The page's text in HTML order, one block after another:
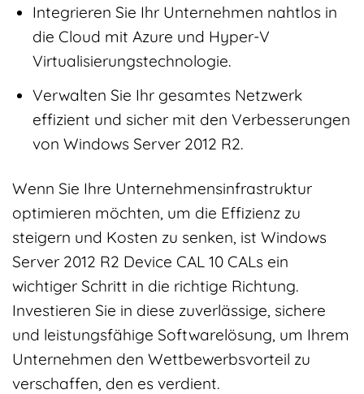
Integrieren Sie Ihr Unternehmen nahtlos in
die Cloud mit Azure und Hyper-V
Virtualisierungstechnologie.
Verwalten Sie Ihr gesamtes Netzwerk
effizient und sicher mit den Verbesserungen
von Windows Server 2012 R2.
Wenn Sie Ihre Unternehmensinfrastruktur
optimieren möchten, um die Effizienz zu
steigern und Kosten zu senken, ist Windows
Server 2012 R2 Device CAL 10 CALs ein
wichtiger Schritt in die richtige Richtung.
Investieren Sie in diese zuverlässige, sichere
und leistungsfähige Softwarelösung, um Ihrem
Unternehmen den Wettbewerbsvorteil zu
verschaffen, den es verdient.